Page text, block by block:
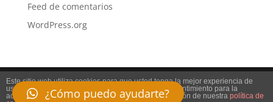
Feed de comentarios
WordPress.org
Este sitio web utiliza cookies para que usted tenga la mejor experiencia de
usuario. Si continúa navegando está dando su consentimiento para la
aceptación de las mencionadas cookies y la aceptación de nuestra política de
¿Cómo puedo ayudarte?